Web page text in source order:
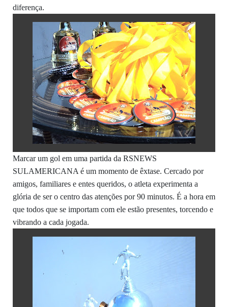
diferença.
Marcar um gol em uma partida da RSNEWS
SULAMERICANA é um momento de êxtase. Cercado por
amigos, familiares e entes queridos, o atleta experimenta a
glória de ser o centro das atenções por 90 minutos. É a hora em
que todos que se importam com ele estão presentes, torcendo e
vibrando a cada jogada.